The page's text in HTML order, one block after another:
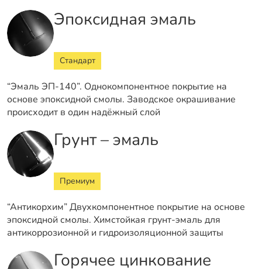
Эпоксидная эмаль
Стандарт
“Эмаль ЭП-140”. Однокомпонентное покрытие на
основе эпоксидной смолы. Заводское окрашивание
происходит в один надёжный слой
Грунт – эмаль
Премиум
“Антикорхим” Двухкомпонентное покрытие на основе
эпоксидной смолы. Химстойкая грунт-эмаль для
антикоррозионной и гидроизоляционной защиты
Горячее цинкование